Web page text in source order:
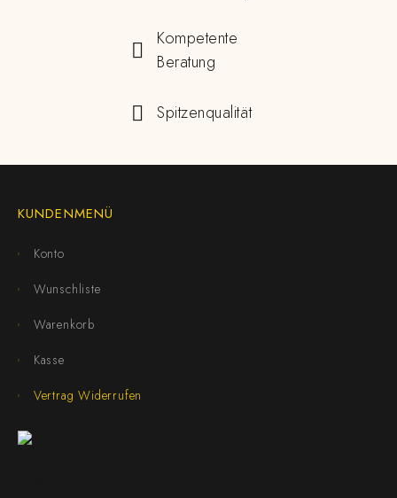
Kompetente
Beratung
Spitzenqualität
KUNDENMENÜ
Konto
Wunschliste
Warenkorb
Kasse
Vertrag Widerrufen